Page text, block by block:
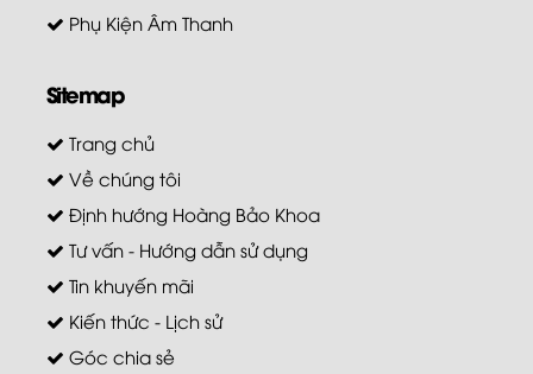
Phụ Kiện Âm Thanh
Sitemap
Trang chủ
Về chúng tôi
Định hướng Hoàng Bảo Khoa
Tư vấn - Hướng dẫn sử dụng
Tin khuyến mãi
Kiến thức - Lịch sử
Góc chia sẻ